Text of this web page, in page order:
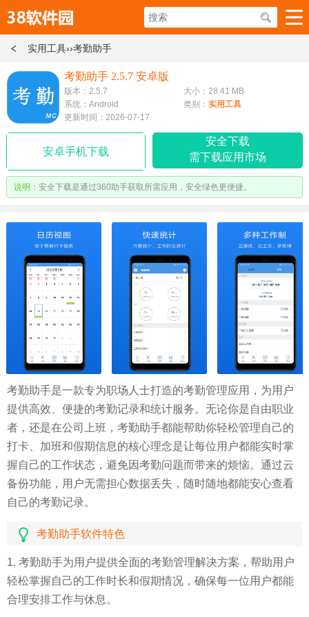
实用工具››考勤助手
考勤助手 2.5.7 安卓版
版本：2.5.7
大小：28.41 MB
系统：Android
类别： 实用工具
更新时间：2026-07-17
安卓手机下载
安全下载
需下载应用市场
说明： 安全下载是通过360助手获取所需应用，安全绿色更便捷。
考勤助手是一款专为职场人士打造的考勤管理应用，为用户
提供高效、便捷的考勤记录和统计服务。无论你是自由职业
者，还是在公司上班，考勤助手都能帮助你轻松管理自己的
打卡、加班和假期信息的核心理念是让每位用户都能实时掌
握自己的工作状态，避免因考勤问题而带来的烦恼。通过云
备份功能，用户无需担心数据丢失，随时随地都能安心查看
自己的考勤记录。
考勤助手软件特色
1. 考勤助手为用户提供全面的考勤管理解决方案，帮助用户
轻松掌握自己的工作时长和假期情况，确保每一位用户都能
合理安排工作与休息。